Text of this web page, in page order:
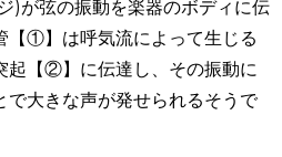
)が弦の振動を楽器のボディに伝
【①】は呼気流によって生じる
起【②】に伝達し、その振動に
大きな声が発せられるそうで